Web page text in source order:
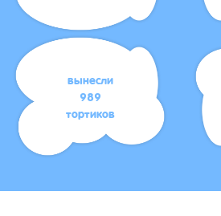
вынесли
989
тортиков